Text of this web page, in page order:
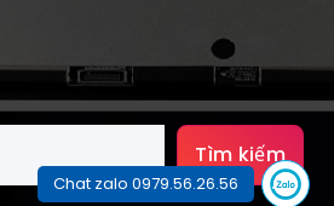
Tìm kiếm
Chat zalo 0979.56.26.56